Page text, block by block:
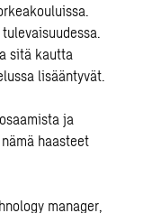
sitä kautta
lisääntyvät.
ja
haasteet
manager,